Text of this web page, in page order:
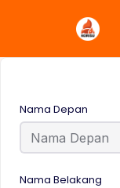
Nama Depan
Nama Belakang